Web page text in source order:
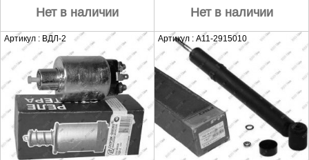
Нет в наличии Нет в наличии
Артикул : ВДЛ-2 Артикул : A11-2915010